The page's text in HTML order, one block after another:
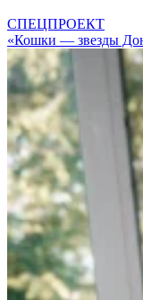
СПЕЦПРОЕКТ
«Кошки — звезды